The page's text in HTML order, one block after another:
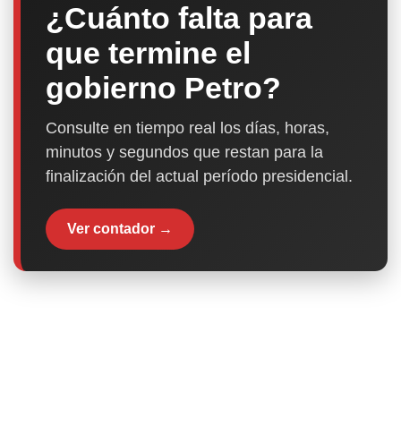
¿Cuánto falta para
que termine el
gobierno Petro?
Consulte en tiempo real los días, horas,
minutos y segundos que restan para la
finalización del actual período presidencial.
Ver contador →